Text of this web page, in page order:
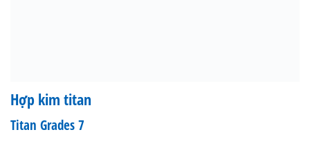
Hợp kim titan
Titan Grades 7